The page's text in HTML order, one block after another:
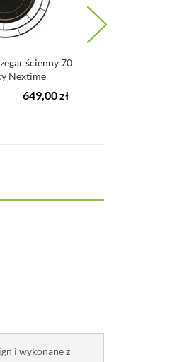
ścienny 70
Nextime
649,00 zł
i wykonane z